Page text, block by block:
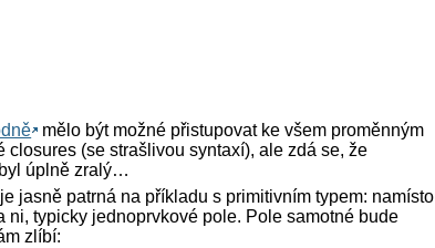
mělo být možné přistupovat ke všem proměnným
(se strašlivou syntaxí), ale zdá se, že
úplně zralý…
jasně patrná na příkladu s primitivním typem: namísto
typicky jednoprvkové pole. Pole samotné bude
zlíbí: